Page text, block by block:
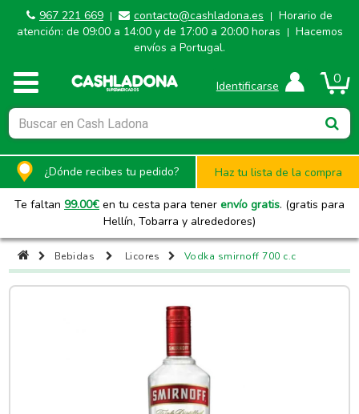
967 221 669 | contacto@cashladona.es | Horario de
atención: de 09:00 a 14:00 y de 17:00 a 20:00 horas
| Hacemos
envíos a Portugal.
0
Identificarse
¿Dónde recibes tu pedido? Haz tu lista de la compra
Te faltan 99.00€ en tu cesta para tener envío gratis. (gratis para
Hellín, Tobarra y alrededores)
Bebidas Licores Vodka smirnoff 700 c.c